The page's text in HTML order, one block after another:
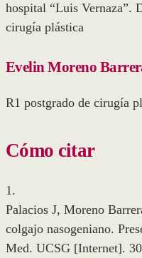
hospital “Luis Vernaza”.
cirugía plástica
Evelin Moreno
R1 postgrado de cirugía
Cómo citar
1.
Palacios J, Moreno
colgajo nasogeniano.
Med. UCSG [Internet].